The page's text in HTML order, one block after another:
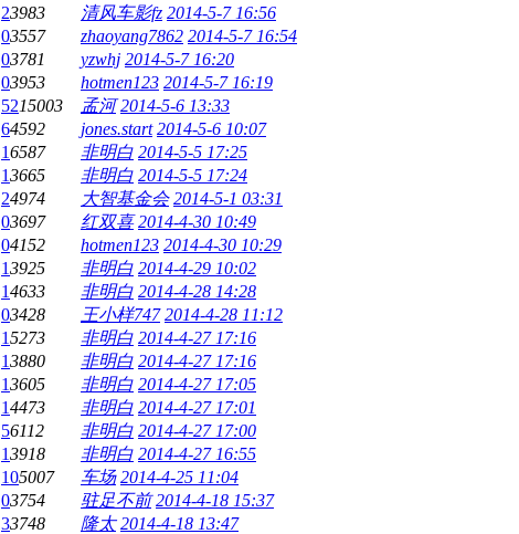
23983 清风车影fz 2014-5-7 16:56
03557 zhaoyang7862 2014-5-7 16:54
03781 yzwhj 2014-5-7 16:20
03953 hotmen123 2014-5-7 16:19
5215003 孟河 2014-5-6 13:33
64592 jones.start 2014-5-6 10:07
16587 非明白 2014-5-5 17:25
13665 非明白 2014-5-5 17:24
24974 大智基金会 2014-5-1 03:31
03697 红双喜 2014-4-30 10:49
04152 hotmen123 2014-4-30 10:29
13925 非明白 2014-4-29 10:02
14633 非明白 2014-4-28 14:28
03428 王小样747 2014-4-28 11:12
15273 非明白 2014-4-27 17:16
13880 非明白 2014-4-27 17:16
13605 非明白 2014-4-27 17:05
14473 非明白 2014-4-27 17:01
56112 非明白 2014-4-27 17:00
13918 非明白 2014-4-27 16:55
105007 车场 2014-4-25 11:04
03754 驻足不前 2014-4-18 15:37
33748 隆太 2014-4-18 13:47